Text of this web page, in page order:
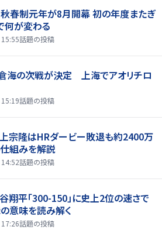
秋春制元年が8月開幕 初の年度またぎ
何が変わる
話題の投稿
倉海の次戦が決定 上海でアオリチロ
話題の投稿
上宗隆はHRダービー敗退も約2400万
組みを解説
話題の投稿
谷翔平「300-150」に史上2位の速さで
意味を読み解く
話題の投稿